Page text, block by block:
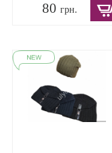
80грн.